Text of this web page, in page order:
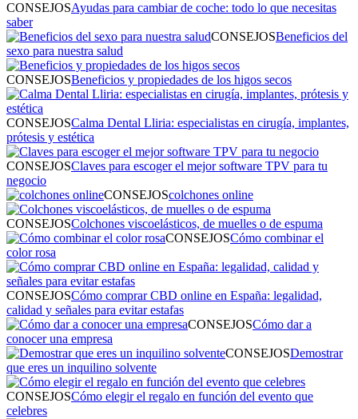
CONSEJOSAyudas para cambiar de coche: todo lo que necesitas
saber
CONSEJOSBeneficios del
sexo para nuestra salud
CONSEJOSBeneficios y propiedades de los higos secos
CONSEJOSCalma Dental Lliria: especialistas en cirugía, implantes,
prótesis y estética
CONSEJOSClaves para escoger el mejor software TPV para tu
negocio
CONSEJOScolchones online
CONSEJOSColchones viscoelásticos, de muelles o de espuma
CONSEJOSCómo combinar el
color rosa
CONSEJOSCómo comprar CBD online en España: legalidad,
calidad y señales para evitar estafas
CONSEJOSCómo dar a
conocer una empresa
CONSEJOSDemostrar
que eres un inquilino solvente
CONSEJOSCómo elegir el regalo en función del evento que
celebres